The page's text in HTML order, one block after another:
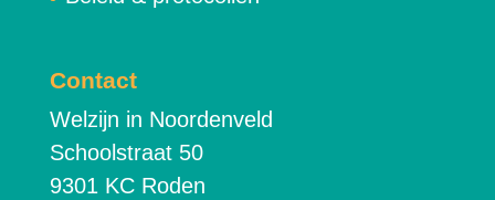
Contact
Welzijn in Noordenveld
Schoolstraat 50
9301 KC Roden